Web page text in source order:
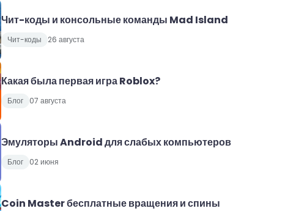
Чит-коды и консольные команды Mad Island
Чит-коды 26 августа
Какая была первая игра Roblox?
Блог 07 августа
Эмуляторы Android для слабых компьютеров
Блог 02 июня
Coin Master бесплатные вращения и спины